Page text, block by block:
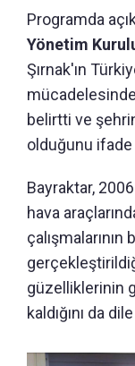
Programda
Yönetim
Şırnak'ın
mücadelesinde
belirtti ve
olduğunu
Bayraktar,
hava
güzelliklerinin
kaldığını da